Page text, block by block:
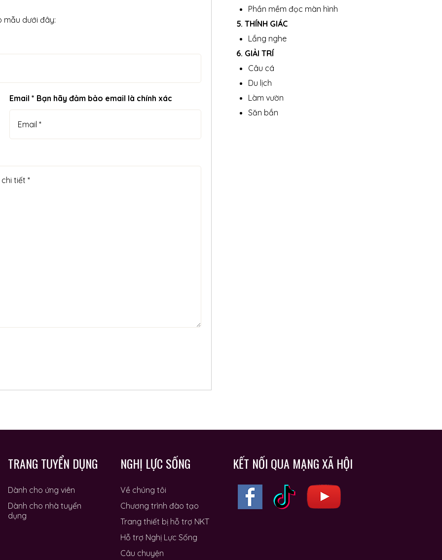
mẫu dưới đây:
Email * Bạn hãy đảm bảo email là chính xác
Phần mềm đọc màn hình
5. THÍNH GIÁC
Lắng nghe
6. GIẢI TRÍ
Câu cá
Du lịch
Làm vườn
Săn bắn
TRANG TUYỂN DỤNG
Dành cho ứng viên
Dành cho nhà tuyển
dụng
NGHỊ LỰC SỐNG
Về chúng tôi
Chương trình đào tạo
Trang thiết bị hỗ trợ NKT
Hỗ trợ Nghị Lực Sống
Câu chuyện
KẾT NỐI QUA MẠNG XÃ HỘI